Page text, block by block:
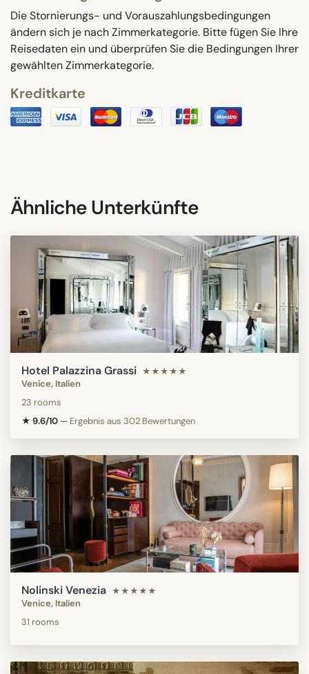
Die Stornierungs- und Vorauszahlungsbedingungen
ändern sich je nach Zimmerkategorie. Bitte fügen Sie Ihre
Reisedaten ein und überprüfen Sie die Bedingungen Ihrer
gewählten Zimmerkategorie.
Kreditkarte
Ähnliche Unterkünfte
Hotel Palazzina Grassi ★★★★★
Venice, Italien
23 rooms
★ 9.6/10 — Ergebnis aus 302 Bewertungen
Nolinski Venezia ★★★★★
Venice, Italien
31 rooms